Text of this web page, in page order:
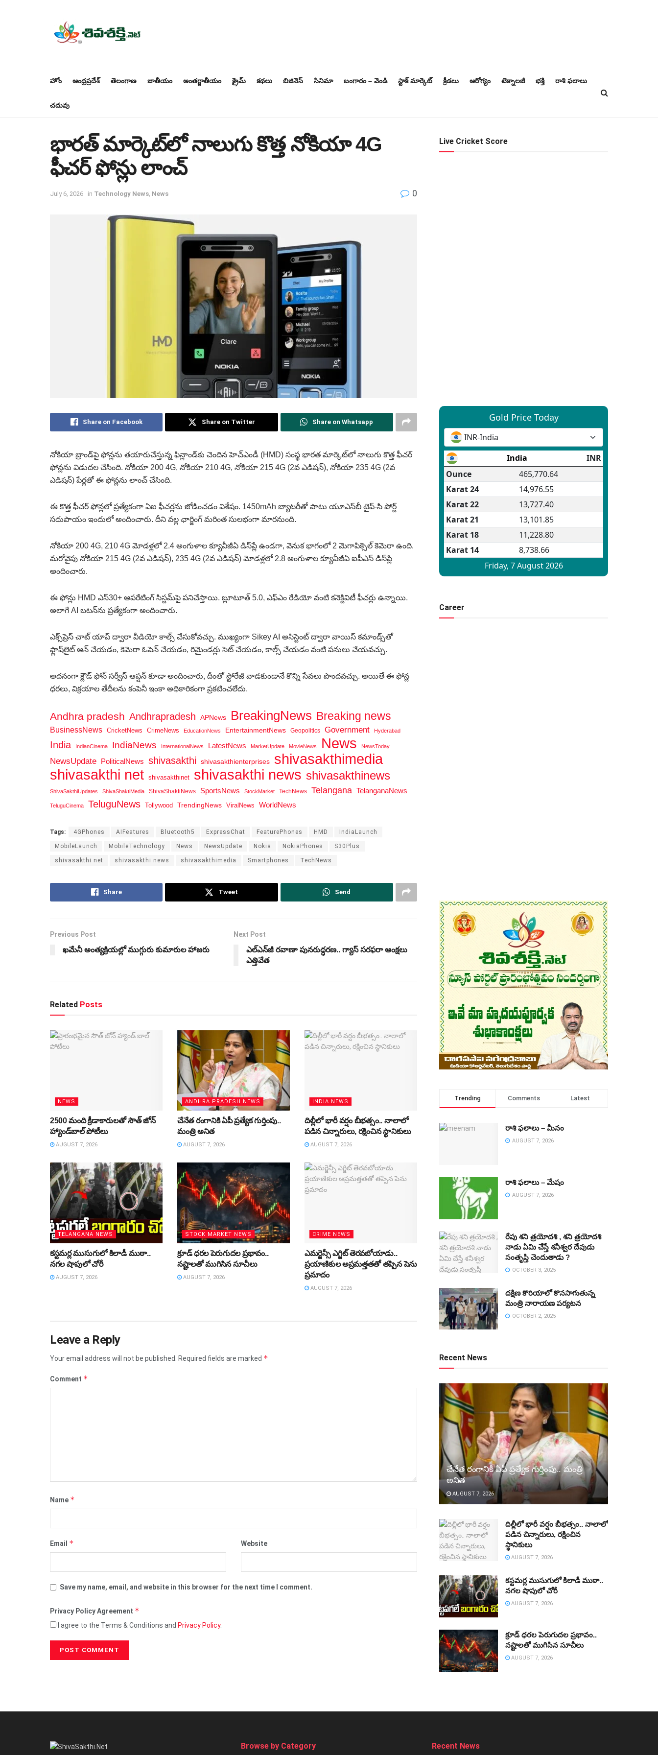
హోం ఆంధ్రప్రదేశ్ తెలంగాణ జాతీయం అంతర్జాతీయం క్రైమ్ కథలు బిజినెస్‌ సినిమా బంగారం – వెండి స్టాక్ మార్కెట్ క్రీడలు ఆరోగ్యం టెక్నాలజీ భక్తి రాశి ఫలాలు
చదువు
భారత్ మార్కెట్‌లో నాలుగు కొత్త నోకియా 4G
ఫీచర్ ఫోన్లు లాంచ్
July 6, 2026 in Technology News News 0
Share on Facebook Share on Twitter Share on Whatsapp
నోకియా బ్రాండ్‌పై ఫోన్లను తయారుచేస్తున్న ఫిన్లాండ్‌కు చెందిన హెచ్‌ఎండీ (HMD) సంస్థ భారత మార్కెట్‌లో నాలుగు కొత్త ఫీచర్
ఫోన్లను విడుదల చేసింది. నోకియా 200 4G, నోకియా 210 4G, నోకియా 215 4G (2వ ఎడిషన్), నోకియా 235 4G (2వ
ఎడిషన్) పేర్లతో ఈ ఫోన్లను లాంచ్ చేసింది.
ఈ కొత్త ఫీచర్ ఫోన్లలో ప్రత్యేకంగా ఏఐ ఫీచర్లను జోడించడం విశేషం. 1450mAh బ్యాటరీతో పాటు యూఎస్‌బీ టైప్-సి పోర్ట్
సదుపాయం ఇందులో అందించారు. దీని వల్ల ఛార్జింగ్ మరింత సులభంగా మారనుంది.
నోకియా 200 4G, 210 4G మోడళ్లలో 2.4 అంగుళాల క్యూవీజీఏ డిస్‌ప్లే ఉండగా, వెనుక భాగంలో 2 మెగాపిక్సెల్ కెమెరా ఉంది.
మరోవైపు నోకియా 215 4G (2వ ఎడిషన్), 235 4G (2వ ఎడిషన్) మోడళ్లలో 2.8 అంగుళాల క్యూవీజీఏ ఐపీఎస్ డిస్‌ప్లే
అందించారు.
ఈ ఫోన్లు HMD ఎస్30+ ఆపరేటింగ్ సిస్టమ్‌పై పనిచేస్తాయి. బ్లూటూత్ 5.0, ఎఫ్‌ఎం రేడియో వంటి కనెక్టివిటీ ఫీచర్లు ఉన్నాయి.
అలాగే AI బటన్‌ను ప్రత్యేకంగా అందించారు.
ఎక్స్‌ప్రెస్ చాట్ యాప్ ద్వారా వీడియో కాల్స్ చేసుకోవచ్చు. ముఖ్యంగా Sikey AI అసిస్టెంట్ ద్వారా వాయిస్ కమాండ్స్‌తో
ఫ్లాష్‌లైట్ ఆన్ చేయడం, కెమెరా ఓపెన్ చేయడం, రిమైండర్లు సెట్ చేయడం, కాల్స్ చేయడం వంటి పనులు చేయవచ్చు.
అదనంగా క్లౌడ్ ఫోన్ సర్వీస్ ఆప్షన్ కూడా అందించారు, దీంతో స్టోరేజీ వాడకుండానే కొన్ని సేవలు పొందవచ్చు. అయితే ఈ ఫోన్ల
ధరలు, విక్రయాల తేదీలను కంపెనీ ఇంకా అధికారికంగా ప్రకటించలేదు.
Andhra pradesh Andhrapradesh APNews BreakingNews Breaking news
BusinessNews CricketNews CrimeNews EducationNews EntertainmentNews Geopolitics Government Hyderabad
India IndianCinema IndiaNews InternationalNews LatestNews MarketUpdate MovieNews News NewsToday
NewsUpdate PoliticalNews shivasakthi shivasakthienterprises
shivasakthimedia
shivasakthi net shivasakthinet shivasakthi news shivasakthinews
ShivaSakthiUpdates ShivaShaktiMedia ShivaShaktiNews SportsNews StockMarket TechNews Telangana TelanganaNews
TeluguCinema TeluguNews Tollywood TrendingNews ViralNews WorldNews
Tags: 4GPhones AIFeatures Bluetooth5 ExpressChat FeaturePhones HMD IndiaLaunch
MobileLaunch MobileTechnology News NewsUpdate Nokia NokiaPhones S30Plus
shivasakthi net shivasakthi news shivasakthimedia Smartphones TechNews
Share Tweet Send
Previous Post
ఖమేనీ అంత్యక్రియల్లో ముగ్గురు కుమారుల హాజరు
Next Post
ఎల్‌ఎన్‌జీ రవాణా పునరుద్ధరణ.. గ్యాస్ సరఫరా ఆంక్షలు
ఎత్తివేత
Related Posts
NEWS
2500 మంది క్రీడాకారులతో సౌత్‌ జోన్‌
హ్యాండ్‌బాల్‌ పోటీలు
AUGUST 7, 2026
ANDHRA PRADESH NEWS
చేనేత రంగానికి ఏపీ ప్రత్యేక గుర్తింపు..
మంత్రి అనిత
AUGUST 7, 2026
INDIA NEWS
దిల్లీలో భారీ వర్షం బీభత్సం.. నాలాలో
పడిన చిన్నారులు, రక్షించిన స్థానికులు
AUGUST 7, 2026
TELANGANA NEWS
కస్టమర్ల ముసుగులో కిలాడీ ముఠా..
నగల షాపులో చోరీ
AUGUST 7, 2026
STOCK MARKET NEWS
క్రూడ్‌ ధరల పెరుగుదల ప్రభావం..
నష్టాలతో ముగిసిన సూచీలు
AUGUST 7, 2026
CRIME NEWS
ఎమర్జెన్సీ ఎగ్జిట్ తెరవబోయాడు..
ప్రయాణికుల అప్రమత్తతతో తప్పిన పెను
ప్రమాదం
AUGUST 7, 2026
Leave a Reply
Your email address will not be published. Required fields are marked *
Comment *
Name *
Email * Website
Save my name, email, and website in this browser for the next time I comment.
Privacy Policy Agreement *
I agree to the Terms & Conditions and Privacy Policy.
Live Cricket Score
Career
Trending Comments Latest
రాశి ఫలాలు – మీనం
AUGUST 7, 2026
రాశి ఫలాలు – మేషం
AUGUST 7, 2026
రేపు శని త్రయోదశి , శని త్రయోదశి
నాడు ఏమి చేస్తే శనీశ్వర దేవుడు
సంతృప్తి చెందుతాడు ?
OCTOBER 3, 2025
దక్షిణ కొరియాలో కొనసాగుతున్న
మంత్రి నారాయణ పర్యటన
OCTOBER 2, 2025
Recent News
చేనేత రంగానికి ఏపీ ప్రత్యేక గుర్తింపు.. మంత్రి
అనిత
AUGUST 7, 2026
దిల్లీలో భారీ వర్షం బీభత్సం.. నాలాలో
పడిన చిన్నారులు, రక్షించిన
స్థానికులు
AUGUST 7, 2026
కస్టమర్ల ముసుగులో కిలాడీ ముఠా..
నగల షాపులో చోరీ
AUGUST 7, 2026
క్రూడ్‌ ధరల పెరుగుదల ప్రభావం..
నష్టాలతో ముగిసిన సూచీలు
AUGUST 7, 2026
Browse by Category Recent News